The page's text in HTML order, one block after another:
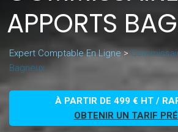
APPORTS
Expert Comptable En Ligne>
Bagneux
À PARTIR DE 499 € HT /
OBTENIR UN TARIF